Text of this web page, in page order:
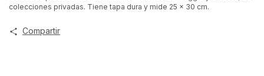
colecciones privadas. Tiene tapa dura y mide 25 x 30 cm.
Compartir